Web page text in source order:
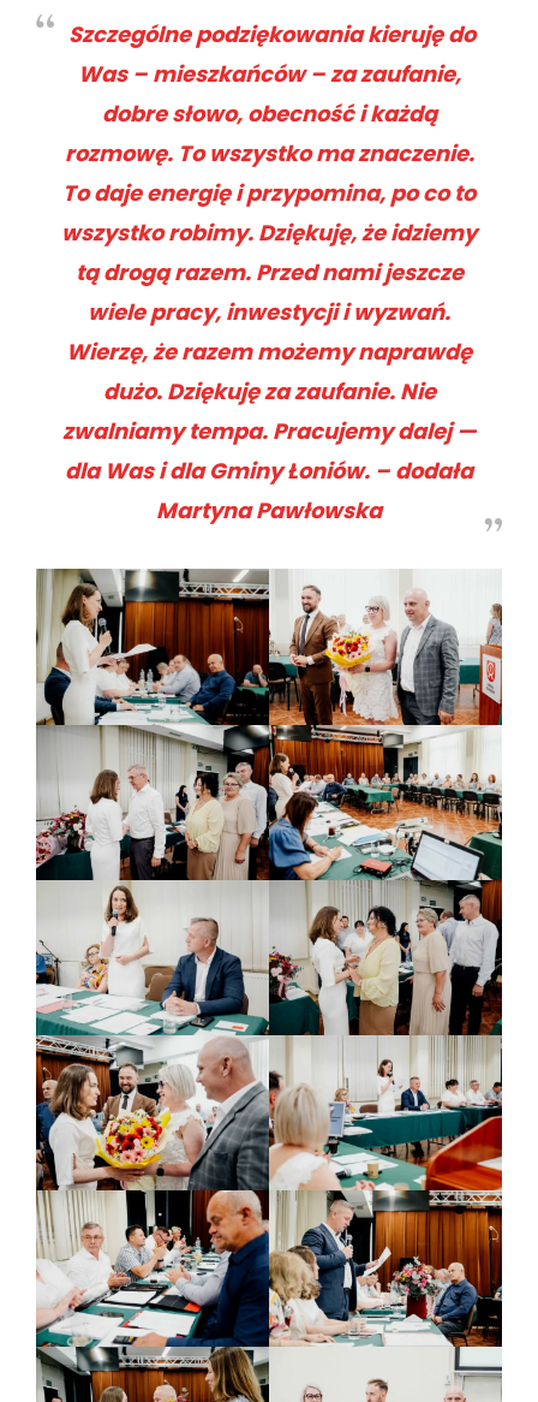
Szczególne podziękowania kieruję do
Was – mieszkańców – za zaufanie,
dobre słowo, obecność i każdą
rozmowę. To wszystko ma znaczenie.
To daje energię i przypomina, po co to
wszystko robimy. Dziękuję, że idziemy
tą drogą razem. Przed nami jeszcze
wiele pracy, inwestycji i wyzwań.
Wierzę, że razem możemy naprawdę
dużo. Dziękuję za zaufanie. Nie
zwalniamy tempa. Pracujemy dalej —
dla Was i dla Gminy Łoniów. – dodała
Martyna Pawłowska